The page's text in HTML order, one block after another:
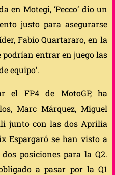
en Motegi, ‘Pecco’ dio un
justo para asegurarse
Fabio Quartararo, en la
entrar en juego las
equipo’.
el FP4 de MotoGP, ha
Marc Márquez, Miguel
junto con las dos Aprilia
Espargaró se han visto a
posiciones para la Q2.
a pasar por la Q1